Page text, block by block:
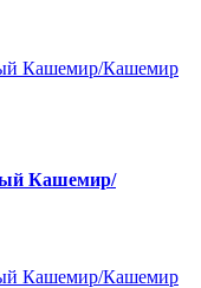
Кашемир/